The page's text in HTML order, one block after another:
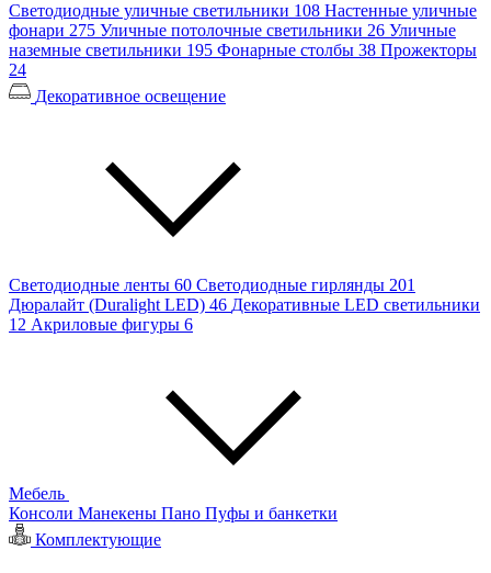
Светодиодные уличные светильники 108 Настенные уличные
фонари 275 Уличные потолочные светильники 26 Уличные
наземные светильники 195 Фонарные столбы 38 Прожекторы
24
Декоративное освещение
Светодиодные ленты 60 Светодиодные гирлянды 201
Дюралайт (Duralight LED) 46 Декоративные LED светильники
12 Акриловые фигуры 6
Мебель
Консоли Манекены Пано Пуфы и банкетки
Комплектующие